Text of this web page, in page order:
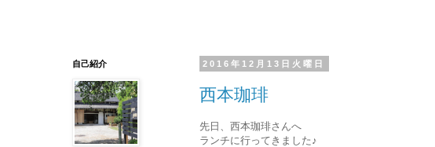
2016年12月13日火曜日
西本珈琲
先日、 西本珈琲さんへ
ランチに行ってきました♪
自己紹介